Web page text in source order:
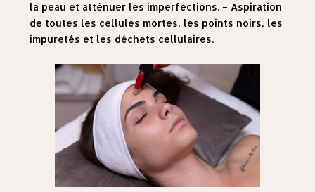
la peau et atténuer les imperfections. – Aspiration
de toutes les cellules mortes, les points noirs, les
impuretés et les déchets cellulaires.